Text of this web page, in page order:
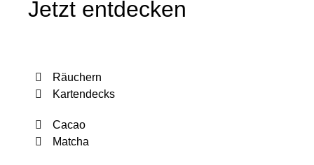
Jetzt entdecken
Räuchern
Kartendecks
Cacao
Matcha